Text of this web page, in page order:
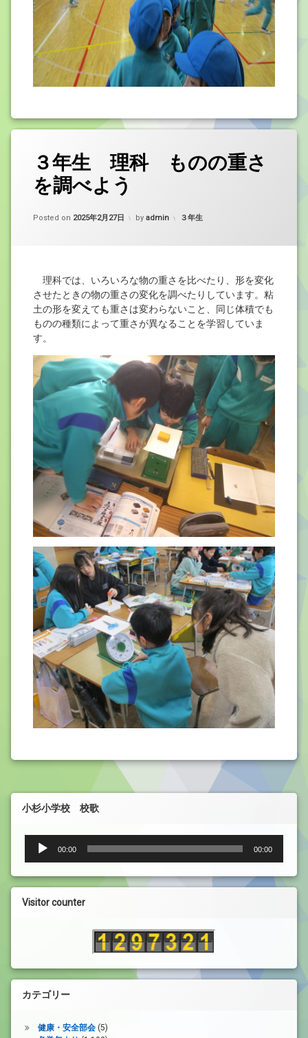
３年生 理科 ものの重さ
を調べよう
Posted on 2025年2月27日 by admin カテゴリー:
３年生
理科では、いろいろな物の重さを比べたり、形を変化
させたときの物の重さの変化を調べたりしています。粘
土の形を変えても重さは変わらないこと、同じ体積でも
ものの種類によって重さが異なることを学習していま
す。
小杉小学校 校歌
プ
レ
ー
ヤ
00:00 00:00
Visitor counter
カテゴリー
健康・安全部会(5)